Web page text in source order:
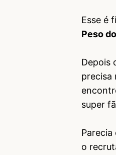
Esse é
Peso
Depois
precisa
super
o